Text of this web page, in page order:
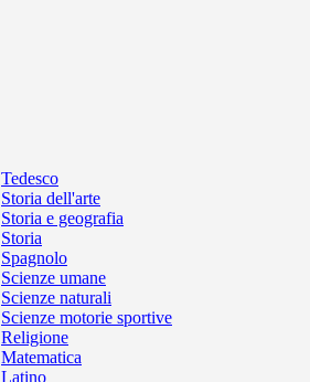
Tedesco
Storia dell'arte
Storia e geografia
Storia
Spagnolo
Scienze umane
Scienze naturali
Scienze motorie sportive
Religione
Matematica
Latino